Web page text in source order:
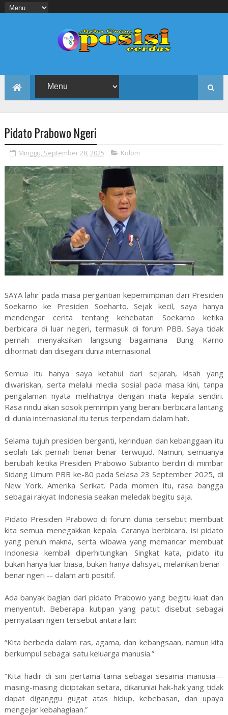
Pidato Prabowo Ngeri
Minggu, September 28, 2025 Kolom
SAYA lahir pada masa pergantian kepemimpinan dari Presiden
Soekarno ke Presiden Soeharto. Sejak kecil, saya hanya
mendengar cerita tentang kehebatan Soekarno ketika
berbicara di luar negeri, termasuk di forum PBB. Saya tidak
pernah menyaksikan langsung bagaimana Bung Karno
dihormati dan disegani dunia internasional.
Semua itu hanya saya ketahui dari sejarah, kisah yang
diwariskan, serta melalui media sosial pada masa kini, tanpa
pengalaman nyata melihatnya dengan mata kepala sendiri.
Rasa rindu akan sosok pemimpin yang berani berbicara lantang
di dunia internasional itu terus terpendam dalam hati.
Selama tujuh presiden berganti, kerinduan dan kebanggaan itu
seolah tak pernah benar-benar terwujud. Namun, semuanya
berubah ketika Presiden Prabowo Subianto berdiri di mimbar
Sidang Umum PBB ke-80 pada Selasa 23 September 2025, di
New York, Amerika Serikat. Pada momen itu, rasa bangga
sebagai rakyat Indonesia seakan meledak begitu saja.
Pidato Presiden Prabowo di forum dunia tersebut membuat
kita semua menegakkan kepala. Caranya berbicara, isi pidato
yang penuh makna, serta wibawa yang memancar membuat
Indonesia kembali diperhitungkan. Singkat kata, pidato itu
bukan hanya luar biasa, bukan hanya dahsyat, melainkan benar-
benar ngeri -- dalam arti positif.
Ada banyak bagian dari pidato Prabowo yang begitu kuat dan
menyentuh. Beberapa kutipan yang patut disebut sebagai
pernyataan ngeri tersebut antara lain:
“Kita berbeda dalam ras, agama, dan kebangsaan, namun kita
berkumpul sebagai satu keluarga manusia.”
“Kita hadir di sini pertama-tama sebagai sesama manusia—
masing-masing diciptakan setara, dikaruniai hak-hak yang tidak
dapat diganggu gugat atas hidup, kebebasan, dan upaya
mengejar kebahagiaan.”